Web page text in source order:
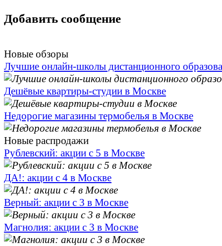
Добавить сообщение
Новые обзоры
Лучшие онлайн-школы дистанционного
Дешёвые квартиры-студии в Москве
Недорогие магазины термобелья в Москве
Новые распродажи
Рублевский: акции с 5 в Москве
ДА!: акции с 4 в Москве
Верный: акции с 3 в Москве
Магнолия: акции с 3 в Москве